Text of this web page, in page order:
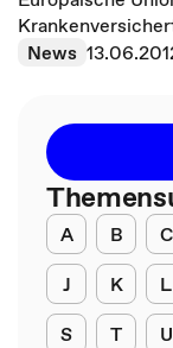
News
A B C
J
K L
S
T U